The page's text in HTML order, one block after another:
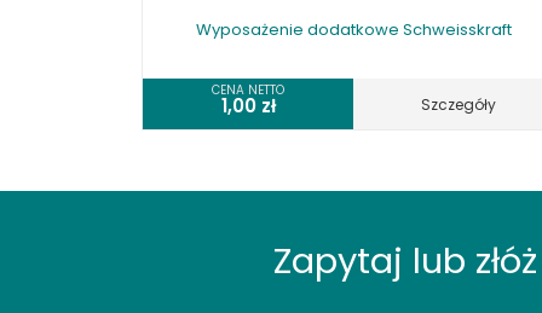
Wyposażenie dodatkowe Schweisskraft
CENA NETTO
1,00 zł Szczegóły
Zapytaj lub